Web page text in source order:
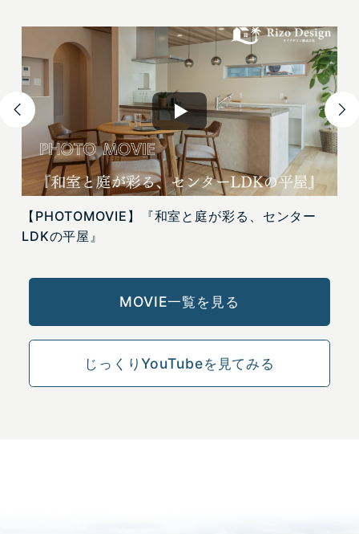
【PHOTOMOVIE】『和室と庭が彩る、センター
LDKの平屋』
MOVIE一覧を見る
じっくりYouTubeを見てみる